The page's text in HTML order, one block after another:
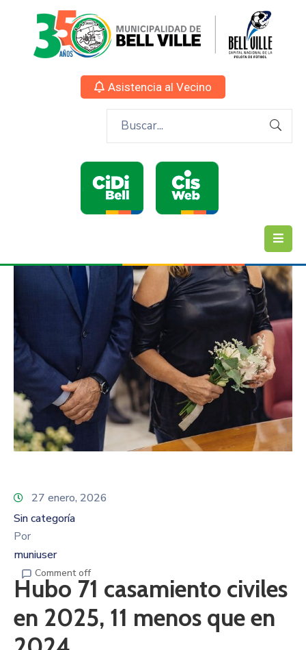
Asistencia al Vecino
27 enero, 2026
Sin categoría
Por
muniuser
Comment off
Hubo 71 casamiento civiles
en 2025, 11 menos que en